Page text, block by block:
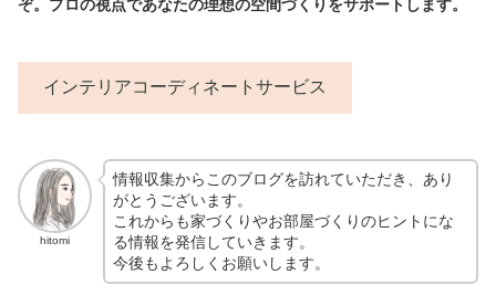
ぞ。プロの視点であなたの理想の空間づくりをサポートします。
インテリアコーディネートサービス
hitomi
情報収集からこのブログを訪れていただき、あり
がとうございます。
これからも家づくりやお部屋づくりのヒントにな
る情報を発信していきます。
今後もよろしくお願いします。